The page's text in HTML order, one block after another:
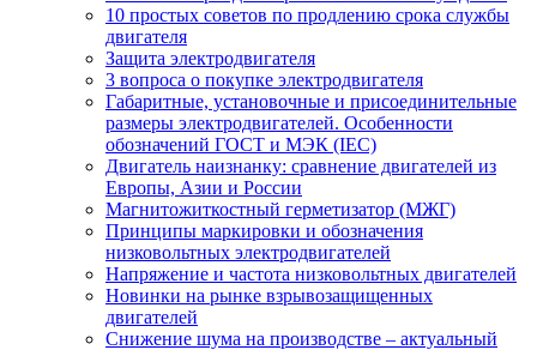
10 простых советов по продлению срока службы
двигателя
Защита электродвигателя
3 вопроса о покупке электродвигателя
Габаритные, установочные и присоединительные
размеры электродвигателей. Особенности
обозначений ГОСТ и МЭК (IEC)
Двигатель наизнанку: сравнение двигателей из
Европы, Азии и России
Магнитожиткостный герметизатор (МЖГ)
Принципы маркировки и обозначения
низковольтных электродвигателей
Напряжение и частота низковольтных двигателей
Новинки на рынке взрывозащищенных
двигателей
Снижение шума на производстве – актуальный